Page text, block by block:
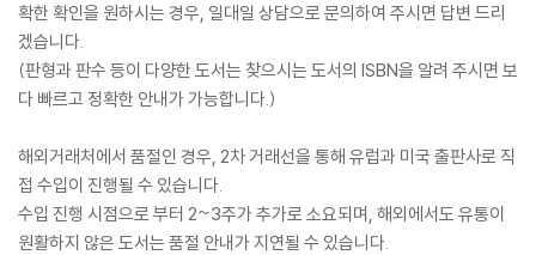
확한 확인을 원하시는 경우, 일대일 상담으로 문의하여 주시면 답변 드리
겠습니다.
(판형과 판수 등이 다양한 도서는 찾으시는 도서의 ISBN을 알려 주시면 보
다 빠르고 정확한 안내가 가능합니다.)
해외거래처에서 품절인 경우, 2차 거래선을 통해 유럽과 미국 출판사로 직
접 수입이 진행될 수 있습니다.
수입 진행 시점으로 부터 2~3주가 추가로 소요되며, 해외에서도 유통이
원활하지 않은 도서는 품절 안내가 지연될 수 있습니다.